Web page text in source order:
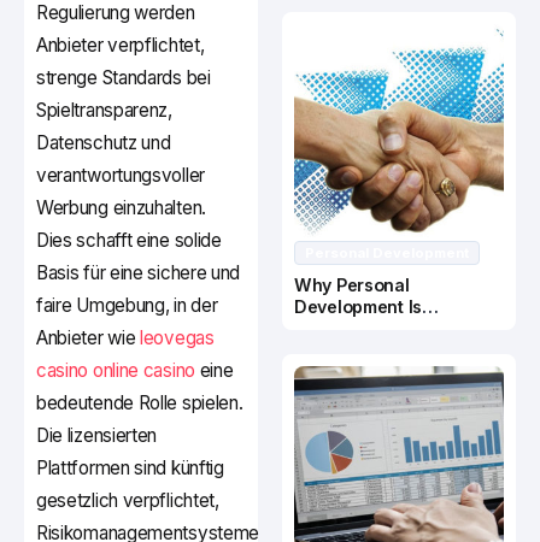
Regulierung werden
Anbieter verpflichtet,
strenge Standards bei
Spieltransparenz,
Datenschutz und
verantwortungsvoller
Werbung einzuhalten.
Dies schafft eine solide
Basis für eine sichere und
faire Umgebung, in der
Anbieter wie leovegas
casino online casino eine
bedeutende Rolle spielen.
Die lizensierten
Plattformen sind künftig
gesetzlich verpflichtet,
Risikomanagementsysteme
Why Personal
Development Is